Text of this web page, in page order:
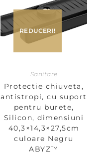
REDUCERI!
Sanitare
Protectie chiuveta,
antistropi, cu suport
pentru burete,
Silicon, dimensiuni
40,3×14,3×27,5cm
culoare Negru
ABYZ™